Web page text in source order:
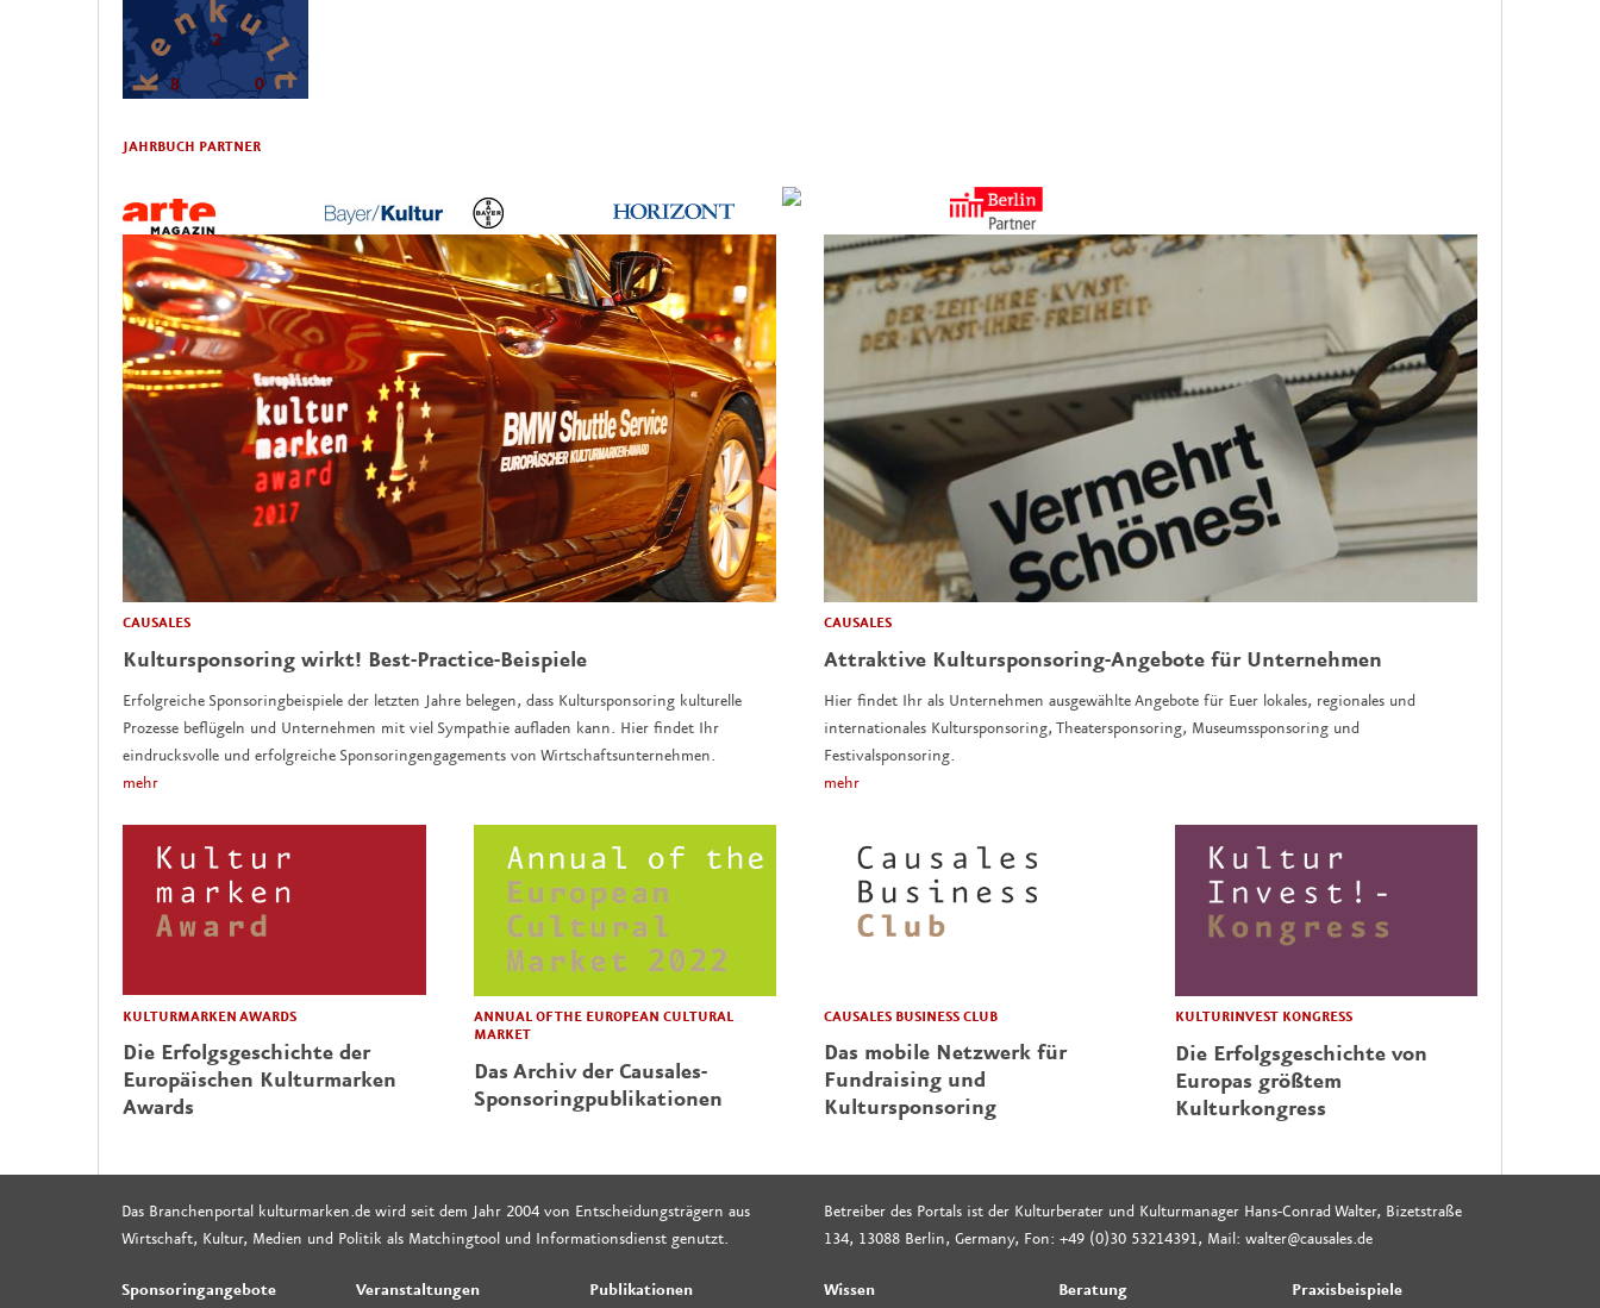
JAHRBUCH PARTNER
CAUSALES
Kultursponsoring wirkt! Best-Practice-Beispiele
Erfolgreiche Sponsoringbeispiele der letzten Jahre belegen, dass Kultursponsoring kulturelle
Prozesse beflügeln und Unternehmen mit viel Sympathie aufladen kann. Hier findet Ihr
eindrucksvolle und erfolgreiche Sponsoringengagements von Wirtschaftsunternehmen.
mehr
CAUSALES
Attraktive Kultursponsoring-Angebote für Unternehmen
Hier findet Ihr als Unternehmen ausgewählte Angebote für Euer lokales, regionales und
internationales Kultursponsoring, Theatersponsoring, Museumssponsoring und
Festivalsponsoring.
mehr
KULTURMARKEN AWARDS
Die Erfolgsgeschichte der
Europäischen Kulturmarken
Awards
ANNUAL OF THE EUROPEAN CULTURAL
MARKET
Das Archiv der Causales-
Sponsoringpublikationen
CAUSALES BUSINESS CLUB
Das mobile Netzwerk für
Fundraising und
Kultursponsoring
KULTURINVEST KONGRESS
Die Erfolgsgeschichte von
Europas größtem
Kulturkongress
Das Branchenportal kulturmarken.de wird seit dem Jahr 2004 von Entscheidungsträgern aus
Wirtschaft, Kultur, Medien und Politik als Matchingtool und Informationsdienst genutzt.
Betreiber des Portals ist der Kulturberater und Kulturmanager Hans-Conrad Walter, Bizetstraße
134, 13088 Berlin, Germany, Fon: +49 (0)30 53214391, Mail: walter@causales.de
Sponsoringangebote
Veranstaltungen
Publikationen
Wissen
Beratung
Praxisbeispiele